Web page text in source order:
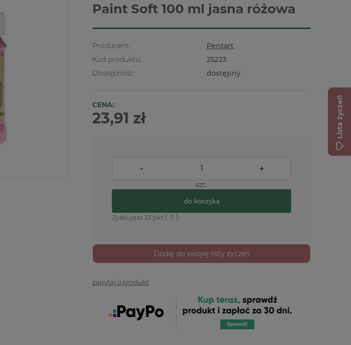
Paint Soft 100 ml jasna różowa
Producent:
Pentart
Kod produktu:
25223
Dostępność:
dostępny
CENA:
23,91 zł
- +
szt.
do koszyka
Zyskujesz 23 pkt [ ? ]
Dodaj do swojej listy życzeń
zapytaj o produkt
Lista życzeń